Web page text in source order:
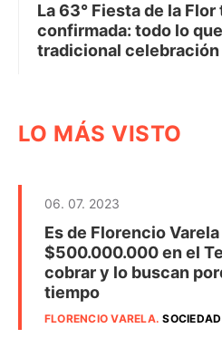
La 63° Fiesta de la
confirmada: todo lo
tradicional celebración
LO MÁS VISTO
06. 07. 2023
Es de Florencio
$500.000.000 en el
cobrar y lo buscan
tiempo
FLORENCIO VARELA.SOCIEDAD